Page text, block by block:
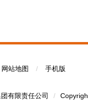
网站地图 / 手机版
有限责任公司 /